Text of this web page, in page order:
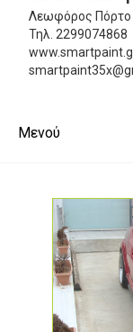
Λεωφόρος Πόρτο
Τηλ. 2299074868
Μενού